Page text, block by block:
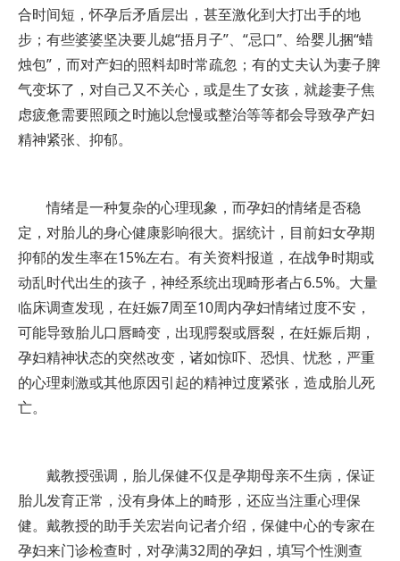
合时间短，怀孕后矛盾层出，甚至激化到大打出手的地
步；有些婆婆坚决要儿媳“捂月子”、“忌口”、给婴儿捆“蜡
烛包”，而对产妇的照料却时常疏忽；有的丈夫认为妻子脾
气变坏了，对自己又不关心，或是生了女孩，就趁妻子焦
虑疲惫需要照顾之时施以怠慢或整治等等都会导致孕产妇
精神紧张、抑郁。
情绪是一种复杂的心理现象，而孕妇的情绪是否稳
定，对胎儿的身心健康影响很大。据统计，目前妇女孕期
抑郁的发生率在15%左右。有关资料报道，在战争时期或
动乱时代出生的孩子，神经系统出现畸形者占6.5%。大量
临床调查发现，在妊娠7周至10周内孕妇情绪过度不安，
可能导致胎儿口唇畸变，出现腭裂或唇裂，在妊娠后期，
孕妇精神状态的突然改变，诸如惊吓、恐惧、忧愁，严重
的心理刺激或其他原因引起的精神过度紧张，造成胎儿死
亡。
戴教授强调，胎儿保健不仅是孕期母亲不生病，保证
胎儿发育正常，没有身体上的畸形，还应当注重心理保
健。戴教授的助手关宏岩向记者介绍，保健中心的专家在
孕妇来门诊检查时，对孕满32周的孕妇，填写个性测查